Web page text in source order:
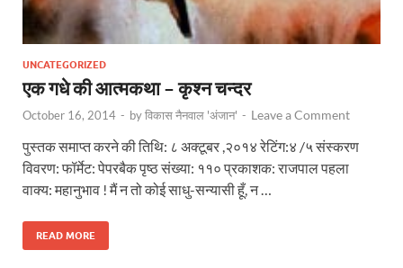
UNCATEGORIZED
एक गधे की आत्मकथा – कृश्न चन्दर
October 16, 2014 - byविकास नैनवाल 'अंजान' - Leave a Comment
पुस्तक समाप्त करने की तिथि: ८ अक्टूबर ,२०१४ रेटिंग:४ /५ संस्करण
विवरण: फॉर्मेट: पेपरबैक पृष्ठ संख्या: ११० प्रकाशक: राजपाल पहला
वाक्य: महानुभाव ! मैं न तो कोई साधु-सन्यासी हूँ, न …
READ MORE